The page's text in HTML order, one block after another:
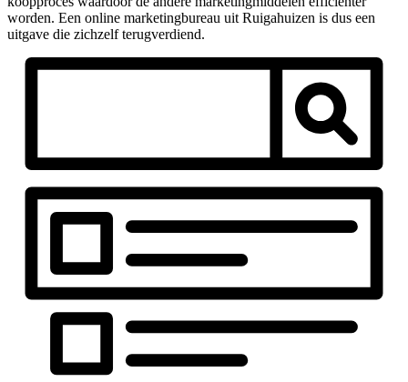
worden. Een online marketingbureau uit Ruigahuizen is dus een
uitgave die zichzelf terugverdiend.